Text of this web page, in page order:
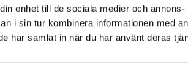
enhet till de sociala medier och annons-
i sin tur kombinera informationen med
har samlat in när du har använt deras